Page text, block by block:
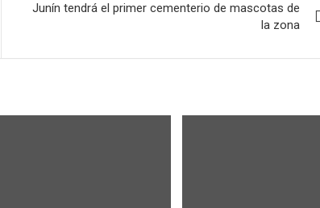
Junín tendrá el primer cementerio de mascotas de
la zona